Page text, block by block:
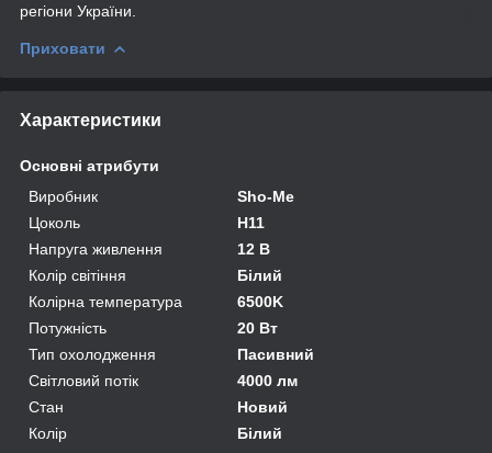
регіони України.
Приховати
Характеристики
Основні атрибути
Виробник
Sho-Me
Цоколь
H11
Напруга живлення
12 В
Колір світіння
Білий
Колірна температура
6500K
Потужність
20 Вт
Тип охолодження
Пасивний
Світловий потік
4000 лм
Стан
Новий
Колір
Білий